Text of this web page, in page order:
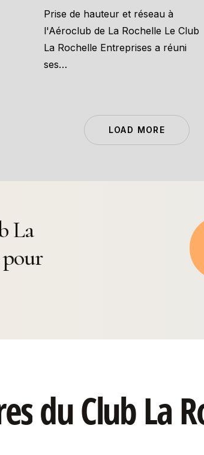
Prise de hauteur et réseau à
l'Aéroclub de La Rochelle Le Club
La Rochelle Entreprises a réuni
ses…
LOAD MORE
La
duClubLa